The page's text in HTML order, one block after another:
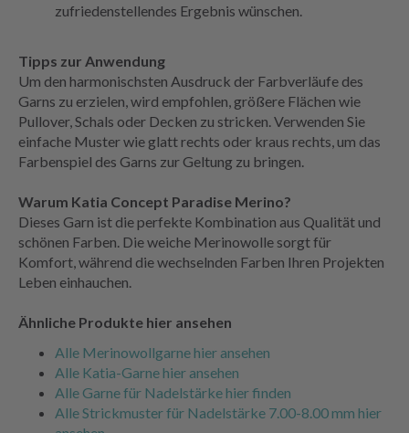
zufriedenstellendes Ergebnis wünschen.
Tipps zur Anwendung
Um den harmonischsten Ausdruck der Farbverläufe des
Garns zu erzielen, wird empfohlen, größere Flächen wie
Pullover, Schals oder Decken zu stricken. Verwenden Sie
einfache Muster wie glatt rechts oder kraus rechts, um das
Farbenspiel des Garns zur Geltung zu bringen.
Warum Katia Concept Paradise Merino?
Dieses Garn ist die perfekte Kombination aus Qualität und
schönen Farben. Die weiche Merinowolle sorgt für
Komfort, während die wechselnden Farben Ihren Projekten
Leben einhauchen.
Ähnliche Produkte hier ansehen
Alle Merinowollgarne hier ansehen
Alle Katia-Garne hier ansehen
Alle Garne für Nadelstärke hier finden
Alle Strickmuster für Nadelstärke 7.00-8.00 mm hier